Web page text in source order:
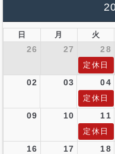
日 月 火
26 27 28
定休日
02 03 04
定休日
09 10 11
定休日
16 17 18